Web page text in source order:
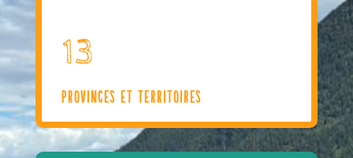
13
PROVINCES ET TERRITOIRES